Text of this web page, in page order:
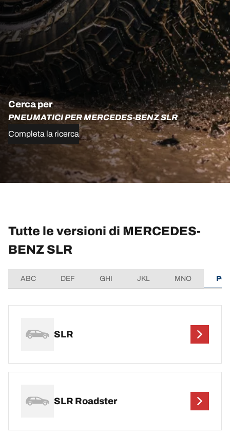
Cerca per
PNEUMATICI PER MERCEDES-BENZ SLR
Completa la ricerca
Tutte le versioni di MERCEDES-
BENZ SLR
ABC DEF GHI JKL MNO
SLR
SLR Roadster